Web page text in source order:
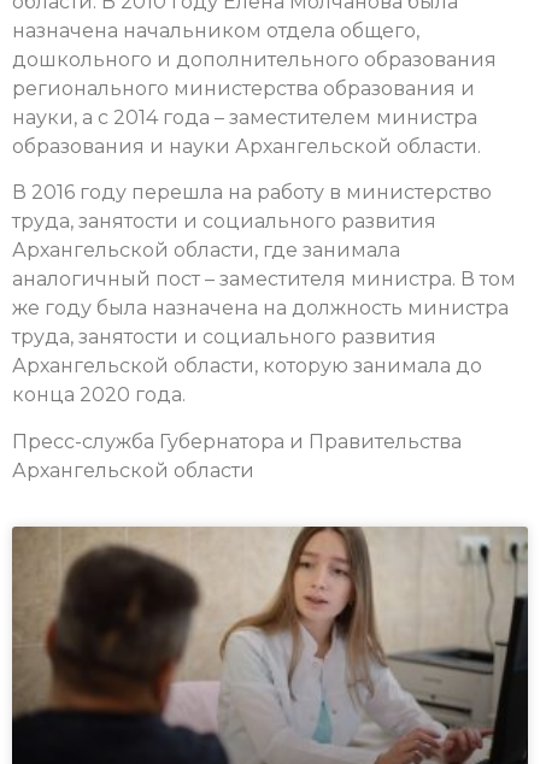
назначена начальником отдела общего,
дошкольного и дополнительного образования
регионального министерства образования и
науки, а с 2014 года – заместителем министра
образования и науки Архангельской области.
В 2016 году перешла на работу в министерство
труда, занятости и социального развития
Архангельской области, где занимала
аналогичный пост – заместителя министра. В том
же году была назначена на должность министра
труда, занятости и социального развития
Архангельской области, которую занимала до
конца 2020 года.
Пресс-служба Губернатора и Правительства
Архангельской области